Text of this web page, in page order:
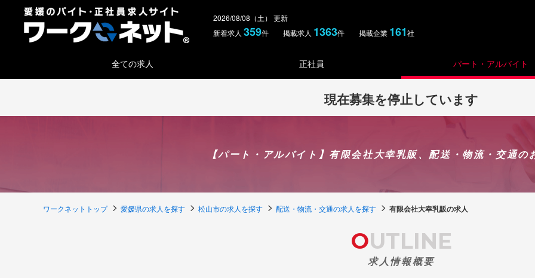
2026/08/08（土） 更新
新着求人 359件 掲載求人 1363件 掲載企業 161社
全ての求人 正社員 パート・アルバイト
現在募集を停止しています
【パート・アルバイト】有限会社大幸乳販、配送・物流・交通の
ワークネットトップ 愛媛県の求人を探す 松山市の求人を探す 配送・物流・交通の求人を探す 有限会社大幸乳販の求人
OUTLINE
求人情報概要